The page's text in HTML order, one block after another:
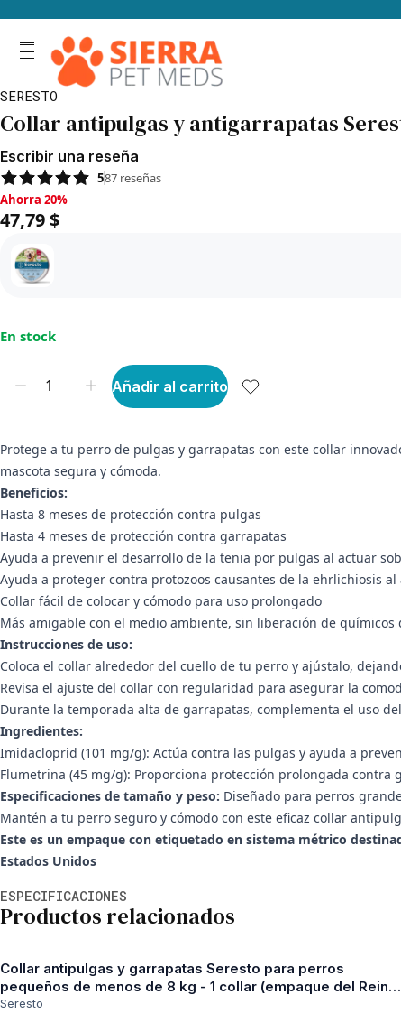
SERESTO
Collar antipulgas y antigarrapatas
Escribir una reseña
587 reseñas
Ahorra 20%, 47,79 $
Ahorra 20%
47,79 $
En stock
Añadir al carrito
Protege a tu perro de pulgas y garrapatas con este collar
mascota segura y cómoda.
Beneficios:
Hasta 8 meses de protección contra pulgas
Hasta 4 meses de protección contra garrapatas
Ayuda a prevenir el desarrollo de la tenia por pulgas al actuar
Ayuda a proteger contra protozoos causantes de la ehrlichiosis
Collar fácil de colocar y cómodo para uso prolongado
Más amigable con el medio ambiente, sin liberación de químicos
Instrucciones de uso:
Coloca el collar alrededor del cuello de tu perro y ajústalo,
Revisa el ajuste del collar con regularidad para asegurar la
Durante la temporada alta de garrapatas, complementa el uso
Ingredientes:
Imidacloprid (101 mg/g): Actúa contra las pulgas y ayuda a
Flumetrina (45 mg/g): Proporciona protección prolongada contra
Especificaciones de tamaño y peso: Diseñado para perros
Mantén a tu perro seguro y cómodo con este eficaz collar
Este es un empaque con etiquetado en sistema métrico
Estados Unidos
ESPECIFICACIONES
Productos relacionados
Collar antipulgas y garrapatas Seresto para perros
pequeños de menos de 8 kg - 1 collar (empaque del Reino
Unido)
Seresto